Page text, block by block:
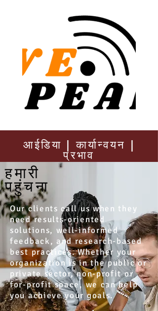
आईडिया | कार्यान्वयन |
प्रभाव
हमारी
पहुंचना
Our clients call us when they
need results-oriented
solutions, well-informed
feedback, and research-based
best practices. Whether your
organization is in the public or
private sector, non-profit or
for-profit space, we can help
you achieve your goals.